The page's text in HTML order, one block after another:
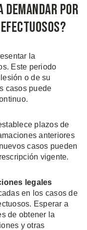
Demandar por
la
Este periodo
o de su
casos puede
plazos de
anteriores
casos pueden
vigente.
legales
en los casos de
Esperar a
de obtener la
y otras